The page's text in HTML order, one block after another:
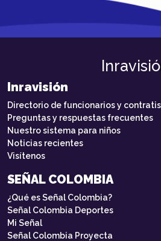
Inravisión
Directorio de funcionarios y
Preguntas y respuestas frecuentes
Nuestro sistema para niños
Noticias recientes
Visítenos
SEÑAL COLOMBIA
¿Qué es Señal Colombia?
Señal Colombia Deportes
Mi Señal
Señal Colombia Proyecta